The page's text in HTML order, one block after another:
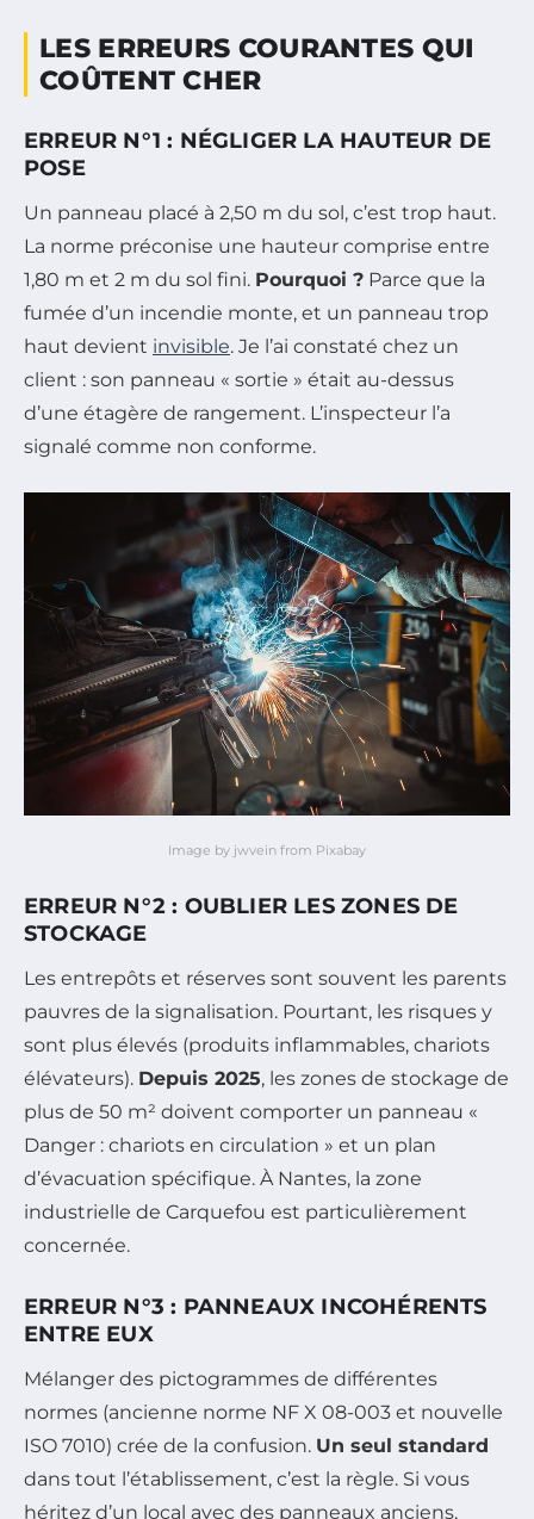
LES ERREURS COURANTES QUI
COÛTENT CHER
ERREUR N°1 : NÉGLIGER LA HAUTEUR DE
POSE
Un panneau placé à 2,50 m du sol, c’est trop haut.
La norme préconise une hauteur comprise entre
1,80 m et 2 m du sol fini. Pourquoi ? Parce que la
fumée d’un incendie monte, et un panneau trop
haut devient invisible. Je l’ai constaté chez un
client : son panneau « sortie » était au-dessus
d’une étagère de rangement. L’inspecteur l’a
signalé comme non conforme.
Image by jwvein from Pixabay
ERREUR N°2 : OUBLIER LES ZONES DE
STOCKAGE
Les entrepôts et réserves sont souvent les parents
pauvres de la signalisation. Pourtant, les risques y
sont plus élevés (produits inflammables, chariots
élévateurs). Depuis 2025, les zones de stockage de
plus de 50 m² doivent comporter un panneau «
Danger : chariots en circulation » et un plan
d’évacuation spécifique. À Nantes, la zone
industrielle de Carquefou est particulièrement
concernée.
ERREUR N°3 : PANNEAUX INCOHÉRENTS
ENTRE EUX
Mélanger des pictogrammes de différentes
normes (ancienne norme NF X 08-003 et nouvelle
ISO 7010) crée de la confusion. Un seul standard
dans tout l’établissement, c’est la règle. Si vous
héritez d’un local avec des panneaux anciens,